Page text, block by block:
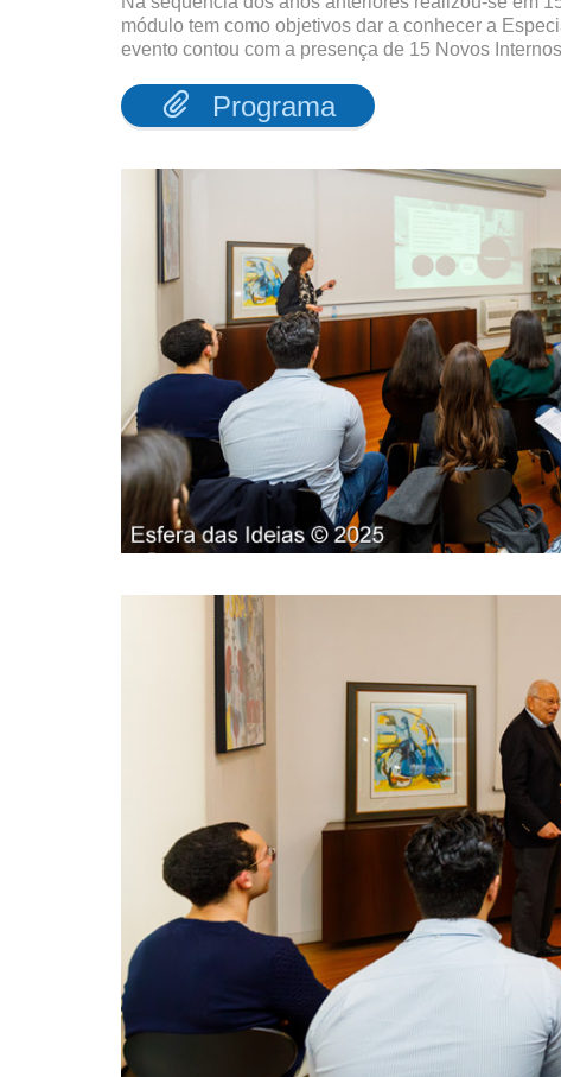
módulo tem como objetivos dar a conhecer a
evento contou com a presença de 15 Novos
 Programa